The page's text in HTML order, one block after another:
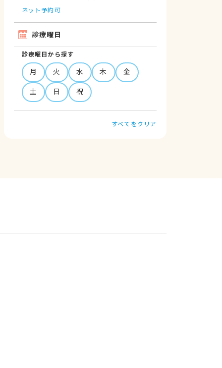
ネット予約可
診療曜日
診療曜日から探す
月 火 水 木
金
土
日 祝
すべてをクリア